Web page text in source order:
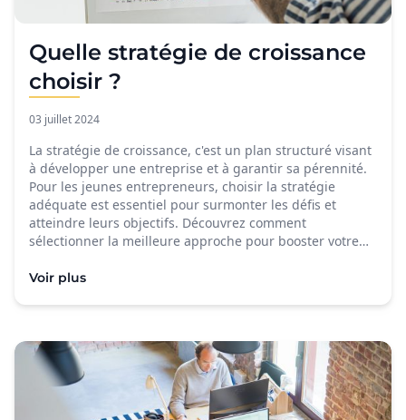
Quelle stratégie de croissance
choisir ?
03 juillet 2024
La stratégie de croissance, c'est un plan structuré visant
à développer une entreprise et à garantir sa pérennité.
Pour les jeunes entrepreneurs, choisir la stratégie
adéquate est essentiel pour surmonter les défis et
atteindre leurs objectifs. Découvrez comment
sélectionner la meilleure approche pour booster votre…
Voir plus